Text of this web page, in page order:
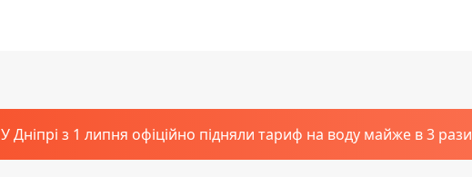
У Дніпрі з 1 липня офіційно підняли тариф на воду майже в 3 рази